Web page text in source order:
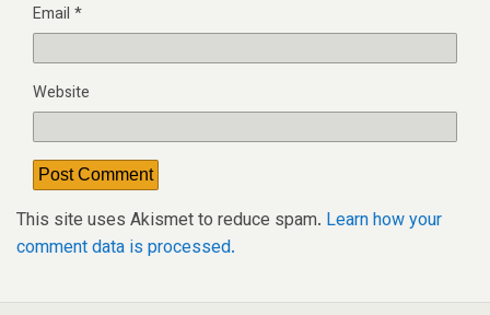
Email *
Website
This site uses Akismet to reduce spam. Learn how your
comment data is processed.